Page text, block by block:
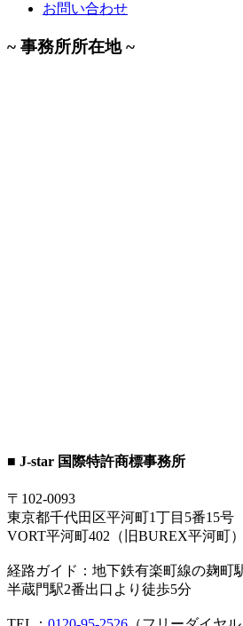
お問い合わせ
~ 事務所所在地 ~
■ J-star 国際特許商標事務所
〒102-0093
東京都千代田区平河町1丁目5番15号
VORT平河町402（旧BUREX平河町）
経路ガイド：地下鉄有楽町線の麹町
半蔵門駅2番出口より徒歩5分